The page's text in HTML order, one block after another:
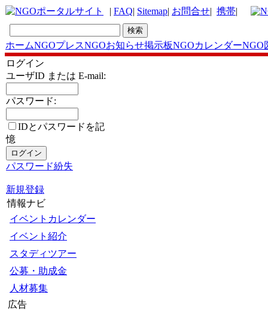
| FAQ| Sitemap| お問合せ| 携帯|
ホームNGOプレスNGOお知らせ掲示板NGOカレンダーNGO
ログイン
ユーザID または E-mail:
パスワード:
IDとパスワードを記
憶
パスワード紛失
新規登録
情報ナビ
イベントカレンダー
イベント紹介
スタディツアー
公募・助成金
人材募集
広告